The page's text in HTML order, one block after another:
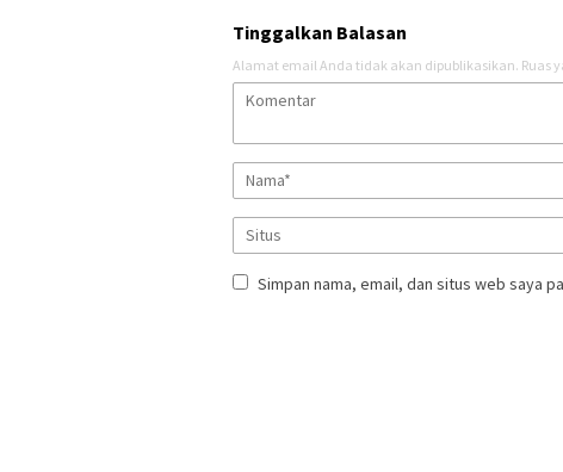
Tinggalkan Balasan
Alamat email Anda tidak akan dipublikasikan. Ruas
Simpan nama, email, dan situs web saya